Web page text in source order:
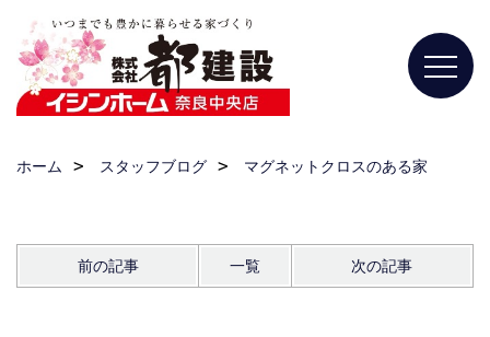
ホーム スタッフブログ マグネットクロスのある家
前の記事 一覧 次の記事